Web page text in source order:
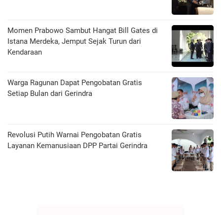
Momen Prabowo Sambut Hangat Bill Gates di
Istana Merdeka, Jemput Sejak Turun dari
Kendaraan
Warga Ragunan Dapat Pengobatan Gratis
Setiap Bulan dari Gerindra
Revolusi Putih Warnai Pengobatan Gratis
Layanan Kemanusiaan DPP Partai Gerindra